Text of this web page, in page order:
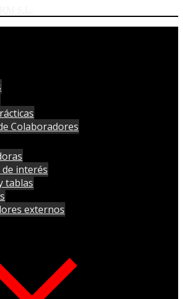
Colaboradores
de interés
tablas
externos